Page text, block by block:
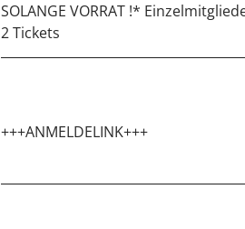
SOLANGE VORRAT !*
2 Tickets
+++ANMELDELINK+++